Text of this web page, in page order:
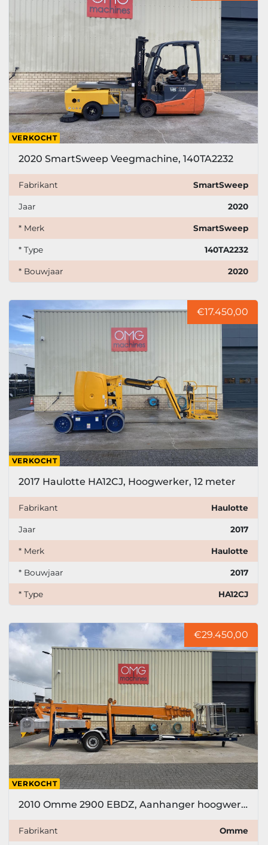
VERKOCHT
2020 SmartSweep Veegmachine, 140TA2232
Fabrikant SmartSweep
Jaar 2020
* Merk SmartSweep
* Type 140TA2232
* Bouwjaar 2020
€17.450,00
VERKOCHT
2017 Haulotte HA12CJ, Hoogwerker, 12 meter
Fabrikant Haulotte
Jaar 2017
* Merk Haulotte
* Bouwjaar 2017
* Type HA12CJ
€29.450,00
VERKOCHT
2010 Omme 2900 EBDZ, Aanhanger hoogwerker, 29 meter
Fabrikant Omme